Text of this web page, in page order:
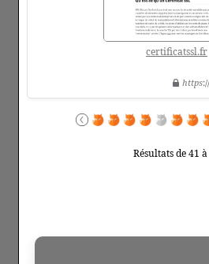
certificatssl.fr
https
Résultats de 41